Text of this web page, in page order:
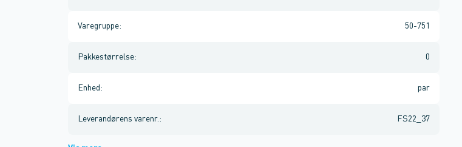
Varegruppe: 50-751
Pakkestørrelse: 0
Enhed : par
Leverandørens varenr. : FS22_37